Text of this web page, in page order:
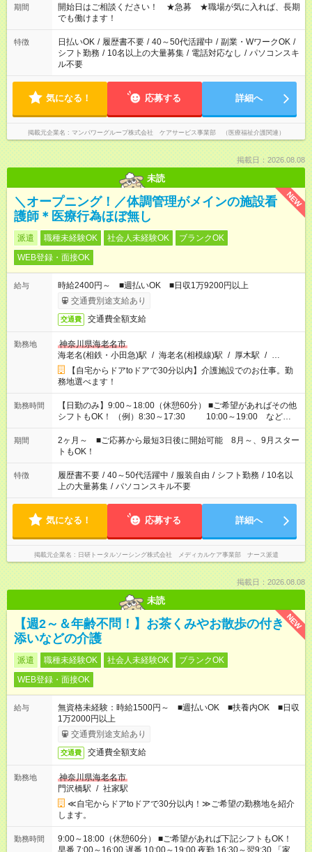
合わせ週40時間超の就業はご案内できません ※法令に基づき、
週20時間以上勤務は社会保険への加入対象となります ※労働者
派遣法（日雇い派遣の原則禁止）により、短時間・短期間の就
業はご案内が難しい場合があります
期間
開始日はご相談ください！ ★急募 ★職場が気に入れば、長期
でも働けます！
特徴 日払いOK / 履歴書不要 / 40～50代活躍中 / 副業・WワークOK /
シフト勤務 / 10名以上の大量募集 / 電話対応なし / パソコンスキ
ル不要
気になる！ 応募する 詳細へ
掲載元企業名 マンパワーグループ株式会社 ケアサービス事業部 （医療福祉介護関連）
掲載日：2026.08.08
未読
NEW
＼オープニング！／体調管理がメインの施設看
護師＊医療行為ほぼ無し
派遣 職種未経験OK 社会人未経験OK
ブランクOK
WEB登録・面接OK
給与
時給2400円～ ■週払いOK ■日収1万9200円以上
交通費別途支給あり
交通費 交通費全額支給
勤務地
神奈川県海老名市
海老名(相鉄・小田急)駅 / 海老名(相模線)駅 / 厚木駅 / …
【自宅からドアtoドアで30分以内】介護施設でのお仕事。勤
務地選べます！
勤務時間
【日勤のみ】9:00～18:00（休憩60分） ■ご希望があればその他
シフトもOK！ （例）8:30～17:30 10:00～19:00 など
「家族とお休みを合わせたい」 「できれば残業はしたくない」
など、あなたのご希望に沿ったお仕事をご紹介します！ ※Wワ
ーク希望の方へ 今ご覧のお仕事で希望する勤務時間と、もう1つ
のお仕事の勤務時間。 合計で週40時間を超える場合は応募でき
ません
期間
2ヶ月～ ■ご応募から最短3日後に開始可能 8月～、9月スター
トもOK！
特徴 履歴書不要 / 40～50代活躍中 / 服装自由 / シフト勤務 / 10名以
上の大量募集 / パソコンスキル不要
気になる！ 応募する 詳細へ
掲載元企業名 日研トータルソーシング株式会社 メディカルケア事業部 ナース派遣
掲載日：2026.08.08
未読
NEW
【週2～＆年齢不問！】お茶くみやお散歩の付き
添いなどの介護
派遣 職種未経験OK 社会人未経験OK
ブランクOK
WEB登録・面接OK
給与
無資格未経験：時給1500円～ ■週払いOK ■扶養内OK ■日収
1万2000円以上
交通費別途支給あり
交通費 交通費全額支給
勤務地
神奈川県海老名市
門沢橋駅 / 社家駅
≪自宅からドアtoドアで30分以内！≫ご希望の勤務地を紹介
します。
勤務時間
9:00～18:00（休憩60分） ■ご希望があれば下記シフトもOK！
早番 7:00～16:00 遅番 10:00～19:00 夜勤 16:30～翌9:30 「家族